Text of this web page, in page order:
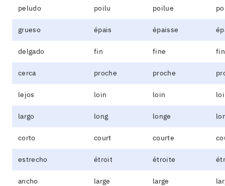
peludo poilu poilue
grueso épais épaisse
delgado fin fine
cerca proche proche
lejos loin loin
largo long longe
corto court courte
estrecho étroit étroite
ancho large large